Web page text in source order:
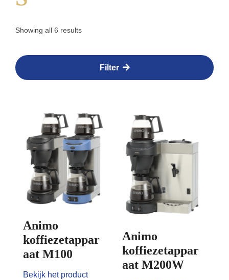
Showing all 6 results
Filter
Animo
koffiezetappar
aat M100
Bekijk het product
Animo
koffiezetappar
aat M200W